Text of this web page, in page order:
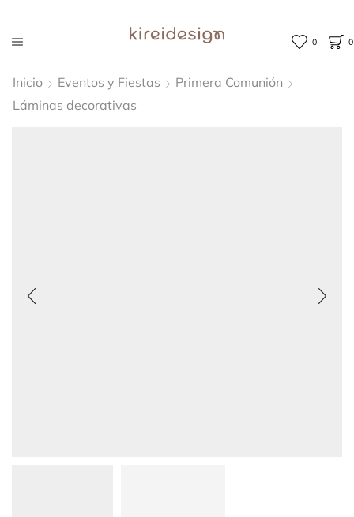
0 0
Inicio Eventos y Fiestas
Primera Comunión
Láminas decorativas